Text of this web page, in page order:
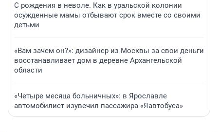
С рождения в неволе. Как в уральской колонии
осужденные мамы отбывают срок вместе со своими
детьми
«Вам зачем он?»: дизайнер из Москвы за свои деньги
восстанавливает дом в деревне Архангельской
области
«Четыре месяца больничных»: в Ярославле
автомобилист изувечил пассажира «Яавтобуса»